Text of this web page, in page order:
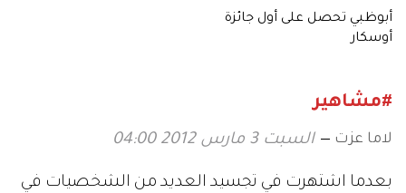
أبوظبي تحصل على أول جائزة
أوسكار
#مشاهير
لاما عزت السبت 3 مارس 2012 04:00
بعدما اشتهرت في تجسيد العديد من الشخصيات في